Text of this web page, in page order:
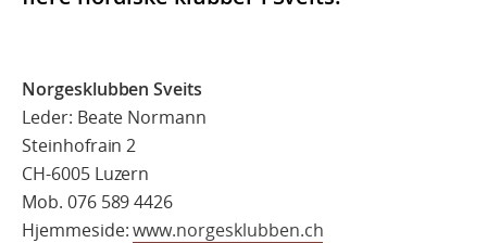
Norgesklubben Sveits
Leder: Beate Normann
Steinhofrain 2
CH-6005 Luzern
Mob. 076 589 4426
Hjemmeside:www.norgesklubben.ch